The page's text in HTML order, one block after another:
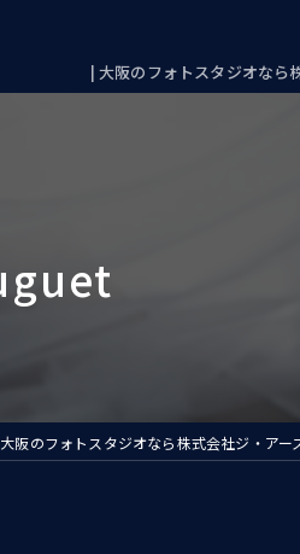
| 大阪のフォトスタジオなら
大阪のフォトスタジオなら株式会社ジ・アー